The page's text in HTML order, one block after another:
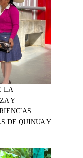
LA
Y
DE QUINUA Y